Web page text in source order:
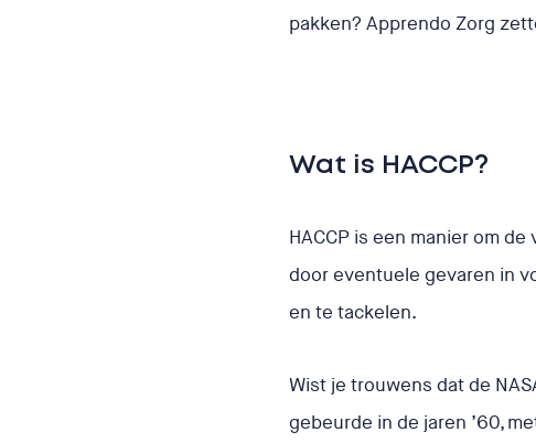
pakken? Apprendo Zorg
Wat is HACCP?
HACCP is een manier om
door eventuele gevaren in
en te tackelen.
Wist je trouwens dat de
gebeurde in de jaren ’60,